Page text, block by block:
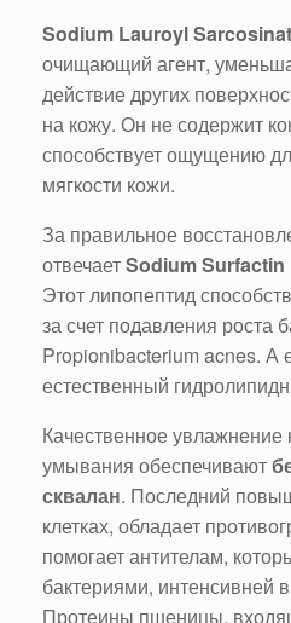
Sodium Lauroyl
очищающий агент,
действие других
на кожу. Он не содержит
способствует ощущению
мягкости кожи.
За правильное
отвечаетSodium Surfactin
Этот липопептид
за счет подавления роста
Propionibacterium acnes. А
естественный
Качественное
умывания обеспечивают
сквалан. Последний
клетках, обладает
помогает антителам,
бактериями, интенсивней
Протеины пшеницы,